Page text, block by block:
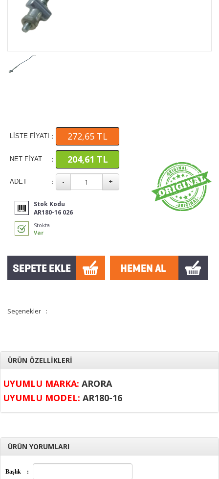
LİSTE FİYATI : 272,65 TL
NET FİYAT : 204,61 TL
ADET :
Stok Kodu
AR180-16 026
Stokta
Var
Seçenekler :
ÜRÜN ÖZELLİKLERİ
UYUMLU MARKA: ARORA
UYUMLU MODEL: AR180-16
ÜRÜN YORUMLARI
Başlık :